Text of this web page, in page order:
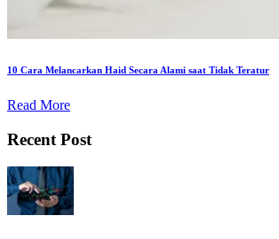
10 Cara Melancarkan Haid Secara Alami saat Tidak Teratur
Read More
Recent Post